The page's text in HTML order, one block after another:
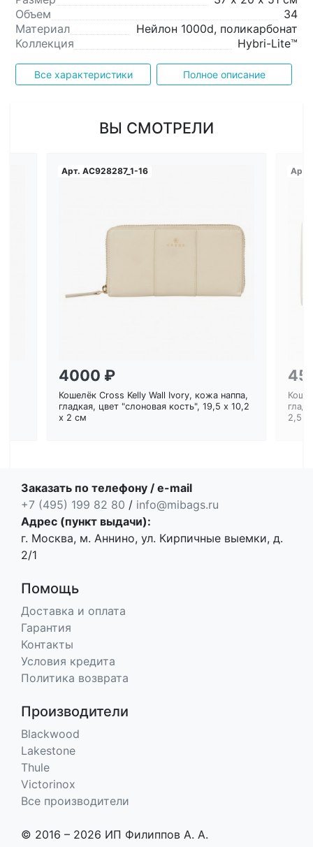
Объем
34
Материал
Нейлон 1000d, поликарбонат
Коллекция
Hybri-Lite™
Все характеристики Полное описание
ВЫ СМОТРЕЛИ
Арт. AC928287_1-16
4000 ₽
Кошелёк Cross Kelly Wall Ivory, кожа наппа,
гладкая, цвет "слоновая кость", 19,5 x 10,2
x 2 см
Арт.
2,5
Заказать по телефону / e-mail
+7 (495) 199 82 80 / info@mibags.ru
Адрес (пункт выдачи):
г. Москва, м. Аннино, ул. Кирпичные выемки, д.
2/1
Помощь
Доставка и оплата
Гарантия
Контакты
Условия кредита
Политика возврата
Производители
Blackwood
Lakestone
Thule
Victorinox
Все производители
© 2016 – 2026 ИП Филиппов А. А.